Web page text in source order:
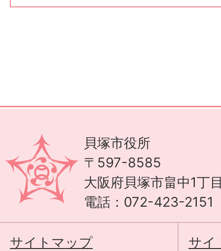
貝塚市役所
〒597-8585
大阪府貝塚市畠中1丁
電話：072-423-2151
サイトマップ サイ